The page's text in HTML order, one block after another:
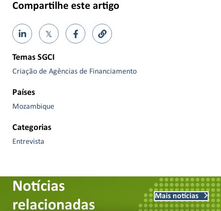
Compartilhe este artigo
𝕏
Temas SGCI
Criação de Agências de Financiamento
Países
Mozambique
Categorias
Entrevista
Notícias
relacionadas
Mais notícias